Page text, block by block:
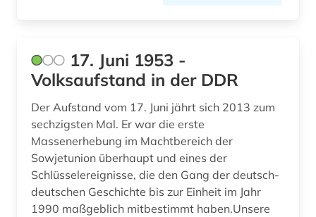
arisierung (1)
arkadien (1)
arktis (5)
armeezeitungen (1)
armenfürsorge (4)
armenien (2)
17. Juni 1953 -
Volksaufstand in der DDR
Der Aufstand vom 17. Juni jährt sich 2013 zum
sechzigsten Mal. Er war die erste
Massenerhebung im Machtbereich der
Sowjetunion überhaupt und eines der
Schlüsselereignisse, die den Gang der deutsch-
deutschen Geschichte bis zur Einheit im Jahr
1990 maßgeblich mitbestimmt haben.Unsere